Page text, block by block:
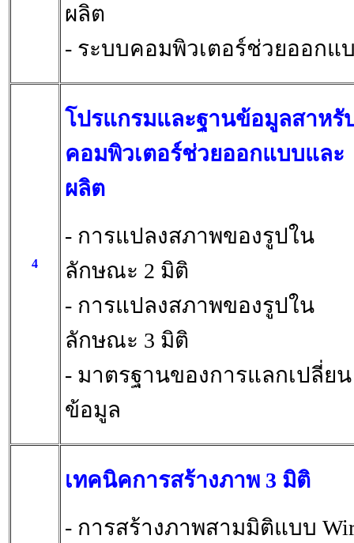
ผลิต
- ระบบคอมพิวเตอร์ช่วยออกแ
4
โปรแกรมและฐานข้อมูลสาหรั
คอมพิวเตอร์ช่วยออกแบบและ
ผลิต
- การแปลงสภาพของรูปใน
ลักษณะ 2 มิติ
- การแปลงสภาพของรูปใน
ลักษณะ 3 มิติ
- มาตรฐานของการแลกเปลี่ยน
ข้อมูล
เทคนิคการสร้างภาพ 3 มิติ
- การสร้างภาพสามมิติแบบ